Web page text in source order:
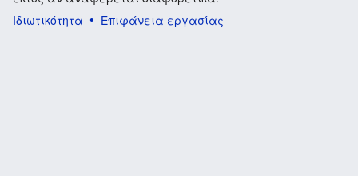
Ιδιωτικότητα
Επιφάνεια εργασίας